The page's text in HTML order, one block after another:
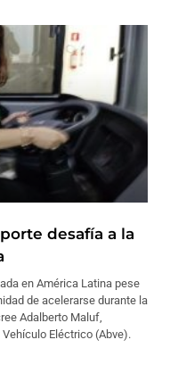
desafía a la
en América Latina pese
de acelerarse durante la
Adalberto Maluf,
Eléctrico (Abve).